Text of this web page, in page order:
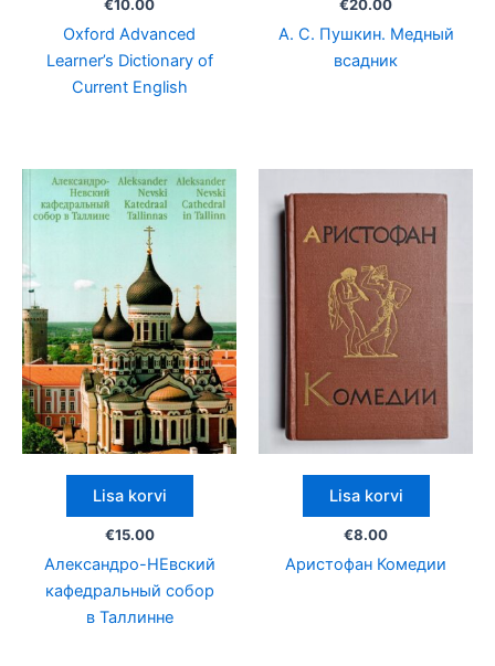
€10.00
Oxford Advanced
Learner’s Dictionary of
Current English
€20.00
А. С. Пушкин. Медный
всадник
Lisa korvi
€15.00
Александро-НЕвский
кафедральный собор
в Таллинне
Lisa korvi
€8.00
Аристофан Комедии